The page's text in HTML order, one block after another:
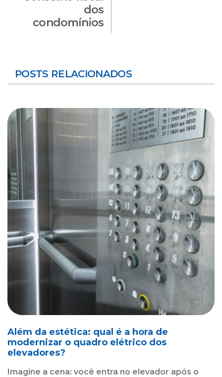
dos
condomínios
POSTS RELACIONADOS
Além da estética: qual é a hora de
modernizar o quadro elétrico dos
elevadores?
Imagine a cena: você entra no elevador após o